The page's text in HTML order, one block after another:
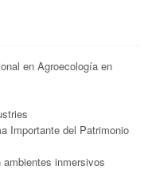
en Agroecología en
Importante del Patrimonio
inmersivos